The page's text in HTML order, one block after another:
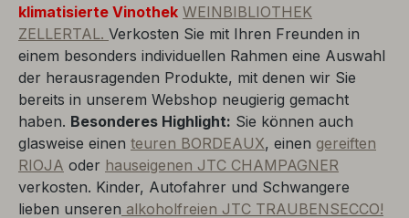
klimatisierte Vinothek WEINBIBLIOTHEK
ZELLERTAL. Verkosten Sie mit Ihren Freunden in
einem besonders individuellen Rahmen eine Auswahl
der herausragenden Produkte, mit denen wir Sie
bereits in unserem Webshop neugierig gemacht
haben. Besonderes Highlight: Sie können auch
glasweise einen teuren BORDEAUX, einen gereiften
RIOJA oder hauseigenen JTC CHAMPAGNER
verkosten. Kinder, Autofahrer und Schwangere
lieben unseren alkoholfreien JTC TRAUBENSECCO!